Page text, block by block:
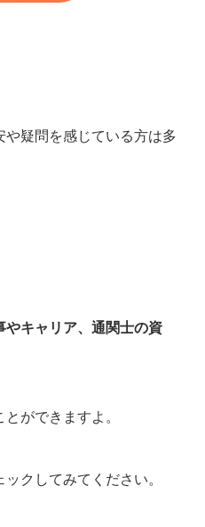
疑問を感じている方は多
やキャリア、通関士の資
ができますよ。
クしてみてください。